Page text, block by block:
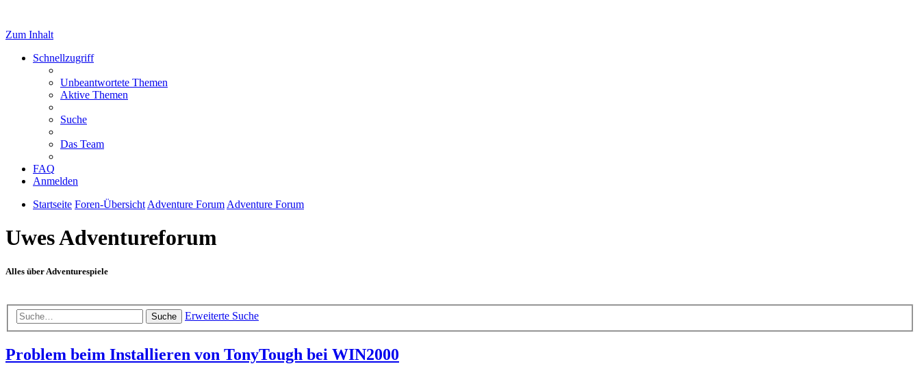
Zum Inhalt
Schnellzugriff
Unbeantwortete Themen
Aktive Themen
Suche
Das Team
FAQ
Anmelden
Startseite Foren-Übersicht Adventure Forum Adventure Forum
Uwes Adventureforum
Alles über Adventurespiele
Suche Erweiterte Suche
Problem beim Installieren von TonyTough bei WIN2000